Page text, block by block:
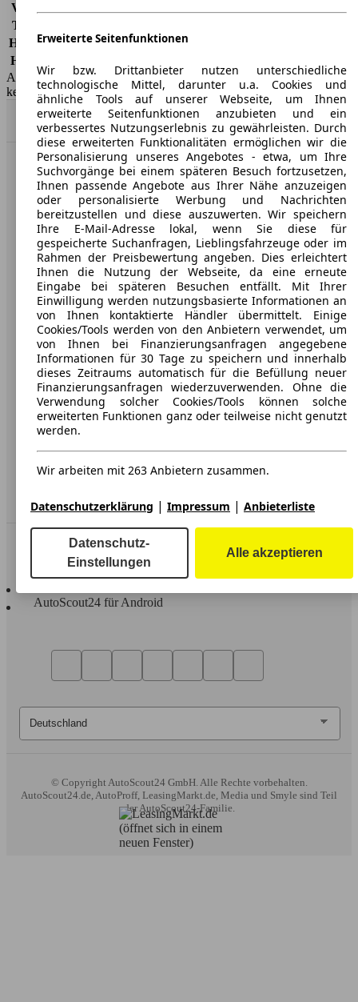
Vollkasko
Teilkasko
Haftpflicht -
HSN/TSN
AutoScout24 GmbH übernimmt für die Richtigkeit der Angaben
keine Gewähr.
Nach Oben
AutoScout24: Europaweit der größte Online-Automarkt.
Unternehmen
Über AutoScout24
Presse
Karriere
Werbung
AGB
Datenschutz
Impressum
Service
In Verbindung bleiben
AutoScout24 für Android
© Copyright AutoScout24 GmbH. Alle Rechte vorbehalten.
AutoScout24.de, AutoProff, LeasingMarkt.de, Media und Smyle sind Teil
der AutoScout24-Familie.
Erweiterte Seitenfunktionen
Wir bzw. Drittanbieter nutzen unterschiedliche
technologische Mittel, darunter u.a. Cookies und
ähnliche Tools auf unserer Webseite, um Ihnen
erweiterte Seitenfunktionen anzubieten und ein
verbessertes Nutzungserlebnis zu gewährleisten. Durch
diese erweiterten Funktionalitäten ermöglichen wir die
Personalisierung unseres Angebotes - etwa, um Ihre
Suchvorgänge bei einem späteren Besuch fortzusetzen,
Ihnen passende Angebote aus Ihrer Nähe anzuzeigen
oder personalisierte Werbung und Nachrichten
bereitzustellen und diese auszuwerten. Wir speichern
Ihre E-Mail-Adresse lokal, wenn Sie diese für
gespeicherte Suchanfragen, Lieblingsfahrzeuge oder im
Rahmen der Preisbewertung angeben. Dies erleichtert
Ihnen die Nutzung der Webseite, da eine erneute
Eingabe bei späteren Besuchen entfällt. Mit Ihrer
Einwilligung werden nutzungsbasierte Informationen an
von Ihnen kontaktierte Händler übermittelt. Einige
Cookies/Tools werden von den Anbietern verwendet, um
von Ihnen bei Finanzierungsanfragen angegebene
Informationen für 30 Tage zu speichern und innerhalb
dieses Zeitraums automatisch für die Befüllung neuer
Finanzierungsanfragen wiederzuverwenden. Ohne die
Verwendung solcher Cookies/Tools können solche
erweiterten Funktionen ganz oder teilweise nicht genutzt
werden.
Wir arbeiten mit 263 Anbietern zusammen.
Datenschutzerklärung | Impressum | Anbieterliste
Datenschutz-
Einstellungen
Alle akzeptieren